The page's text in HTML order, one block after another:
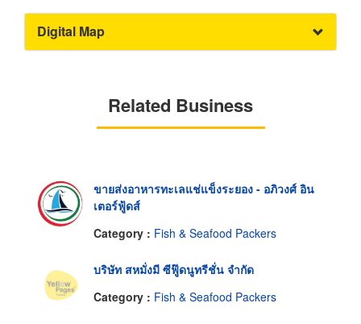
Digital Map
Related Business
ขายส่งอาหารทะเลแช่แข็งระยอง - อภิวงศ์ อิน
เตอร์ฟู้ดส์
Category : Fish & Seafood Packers
บริษัท สหมั่งมี ซีฟู๊ดนูทรีชั่น จำกัด
Category : Fish & Seafood Packers